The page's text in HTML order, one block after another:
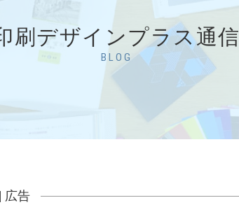
刷デザインプラス通信
BLOG
| 広告